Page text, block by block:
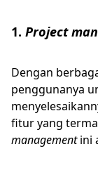
1. Project
Dengan
penggunanya
fitur yang
managementini